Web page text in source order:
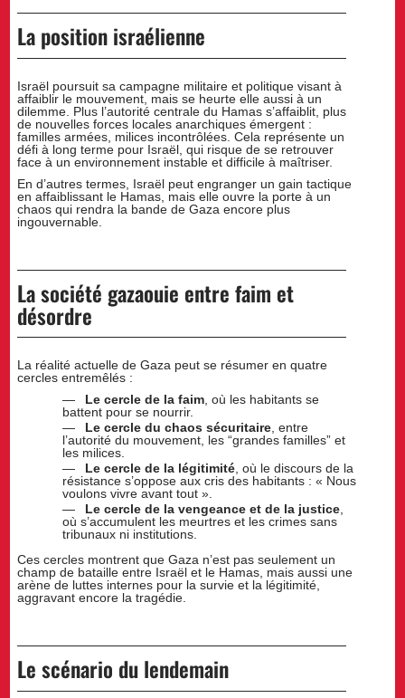
La position israélienne
Israël poursuit sa campagne militaire et politique visant à
affaiblir le mouvement, mais se heurte elle aussi à un
dilemme. Plus l’autorité centrale du Hamas s’affaiblit, plus
de nouvelles forces locales anarchiques émergent :
familles armées, milices incontrôlées. Cela représente un
défi à long terme pour Israël, qui risque de se retrouver
face à un environnement instable et difficile à maîtriser.
En d’autres termes, Israël peut engranger un gain tactique
en affaiblissant le Hamas, mais elle ouvre la porte à un
chaos qui rendra la bande de Gaza encore plus
ingouvernable.
La société gazaouie entre faim et
désordre
La réalité actuelle de Gaza peut se résumer en quatre
cercles entremêlés :
Le cercle de la faim, où les habitants se
battent pour se nourrir.
Le cercle du chaos sécuritaire , entre
l’autorité du mouvement, les “grandes familles” et
les milices.
Le cercle de la légitimité , où le discours de la
résistance s’oppose aux cris des habitants : « Nous
voulons vivre avant tout ».
Le cercle de la vengeance et de la justice
où s’accumulent les meurtres et les crimes sans
tribunaux ni institutions.
Ces cercles montrent que Gaza n’est pas seulement un
champ de bataille entre Israël et le Hamas, mais aussi une
arène de luttes internes pour la survie et la légitimité,
aggravant encore la tragédie.
Le scénario du lendemain